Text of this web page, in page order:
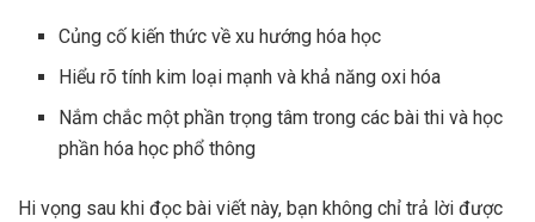
Củng cố kiến thức về xu hướng hóa học
Hiểu rõ tính kim loại mạnh và khả năng oxi hóa
Nắm chắc một phần trọng tâm trong các bài thi và học
phần hóa học phổ thông
Hi vọng sau khi đọc bài viết này, bạn không chỉ trả lời được